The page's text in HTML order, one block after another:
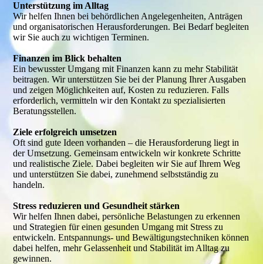
Unterstützung im Alltag
Wir helfen Ihnen bei behördlichen Angelegenheiten, Anträgen
und organisatorischen Herausforderungen. Bei Bedarf begleiten
wir Sie auch zu wichtigen Terminen.
Finanzen im Blick behalten
Ein bewusster Umgang mit Finanzen kann zu mehr Stabilität
beitragen. Wir unterstützen Sie bei der Planung Ihrer Ausgaben
und zeigen Möglichkeiten auf, Kosten zu reduzieren. Falls
erforderlich, vermitteln wir den Kontakt zu spezialisierten
Beratungsstellen.
Ziele erfolgreich umsetzen
Oft sind gute Ideen vorhanden – die Herausforderung liegt in
der Umsetzung. Gemeinsam entwickeln wir konkrete Schritte
und realistische Ziele. Dabei begleiten wir Sie auf Ihrem Weg
und unterstützen Sie dabei, zunehmend selbstständig zu
handeln.
Stress reduzieren und Gesundheit stärken
Wir helfen Ihnen dabei, persönliche Belastungen zu erkennen
und Strategien für einen gesunden Umgang mit Stress zu
entwickeln. Entspannungs- und Bewältigungstechniken können
dabei helfen, mehr Gelassenheit und Stabilität im Alltag zu
gewinnen.